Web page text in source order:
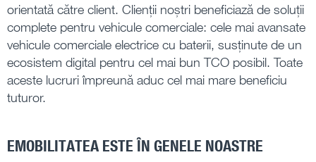
orientată către client. Clienții noștri beneficiază de soluții
complete pentru vehicule comerciale: cele mai avansate
vehicule comerciale electrice cu baterii, susținute de un
ecosistem digital pentru cel mai bun TCO posibil. Toate
aceste lucruri împreună aduc cel mai mare beneficiu
tuturor.
EMOBILITATEA ESTE ÎN GENELE NOASTRE